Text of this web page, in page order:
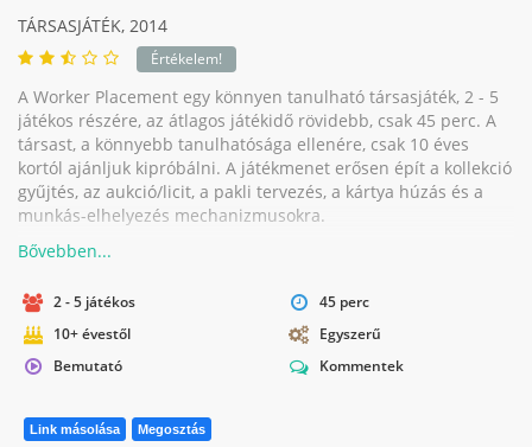
TÁRSASJÁTÉK, 2014
Értékelem!
A Worker Placement egy könnyen tanulható társasjáték, 2 - 5
játékos részére, az átlagos játékidő rövidebb, csak 45 perc. A
társast, a könnyebb tanulhatósága ellenére, csak 10 éves
kortól ajánljuk kipróbálni. A játékmenet erősen épít a kollekció
gyűjtés, az aukció/licit, a pakli tervezés, a kártya húzás és a
munkás-elhelyezés mechanizmusokra.
2 - 5 játékos
45 perc
10+ évestől
Egyszerű
Bemutató
Kommentek
Link másolása Megosztás